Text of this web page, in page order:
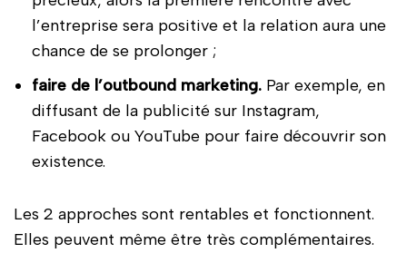
l’entreprise sera positive et la relation aura une
chance de se prolonger ;
faire de l’outbound marketing. Par exemple, en
diffusant de la publicité sur Instagram,
Facebook ou YouTube pour faire découvrir son
existence.
Les 2 approches sont rentables et fonctionnent.
Elles peuvent même être très complémentaires.